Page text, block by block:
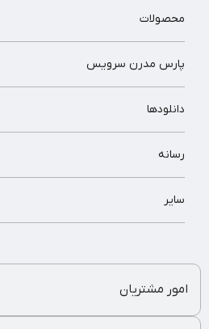
محصولات
پارس مدرن سرویس
دانلودها
رسانه
سایر
امور مشتریان